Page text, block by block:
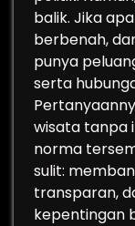
balik. Jika
berbenah,
punya
serta
wisata tanpa
norma
sulit:
transparan,
kepentingan